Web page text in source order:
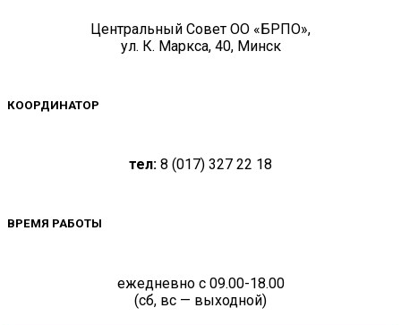
Центральный Совет ОО «БРПО»,
ул. К. Маркса, 40, Минск
КООРДИНАТОР
тел: 8 (017) 327 22 18
ВРЕМЯ РАБОТЫ
ежедневно с 09.00-18.00
(сб, вс — выходной)